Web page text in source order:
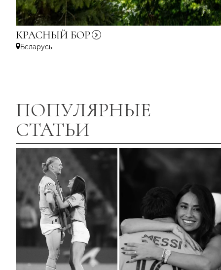
КРАСНЫЙ БОР
Бєларусь
ПОПУЛЯРНЫЕ
СТАТЬИ